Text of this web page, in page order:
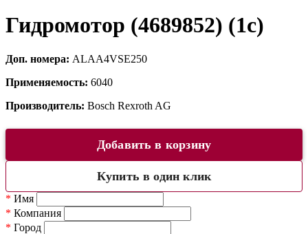
Гидромотор (4689852) (1c)
Доп. номера: ALAA4VSE250
Применяемость: 6040
Производитель: Bosch Rexroth AG
Добавить в корзину
Купить в один клик
* Имя
* Компания
* Город